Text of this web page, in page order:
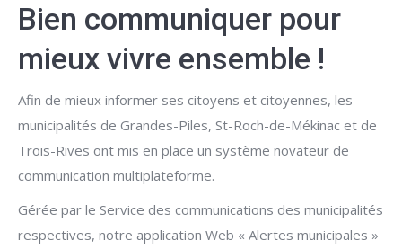
Bien communiquer pour
mieux vivre ensemble !
Afin de mieux informer ses citoyens et citoyennes, les
municipalités de Grandes-Piles, St-Roch-de-Mékinac et de
Trois-Rives ont mis en place un système novateur de
communication multiplateforme.
Gérée par le Service des communications des municipalités
respectives, notre application Web « Alertes municipales »